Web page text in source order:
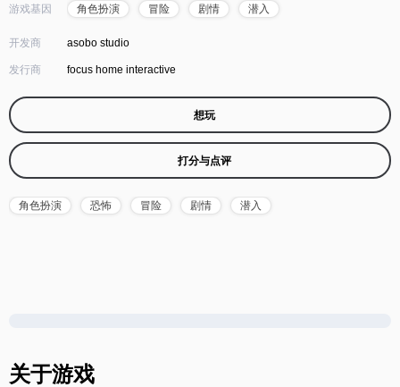
游戏基因 角色扮演 冒险 剧情 潜入
开发商 asobo studio
发行商 focus home interactive
想玩
打分与点评
角色扮演 恐怖 冒险 剧情 潜入
关于游戏